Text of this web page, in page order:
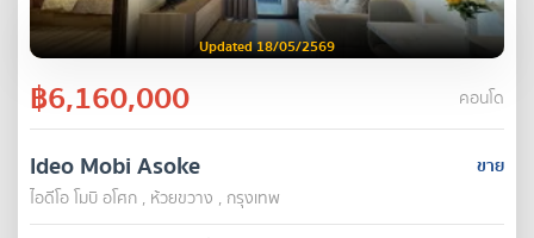
Updated 18/05/2569
฿6,160,000 คอนโด
ขาย
Ideo Mobi Asoke
ไอดีโอ โมบิ อโศก , ห้วยขวาง , กรุงเทพ